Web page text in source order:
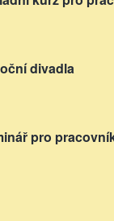
divadla
pro